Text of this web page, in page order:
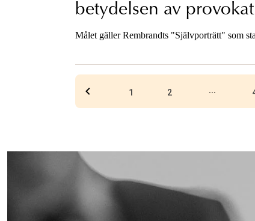
betydelsen av
förundersökningen
Målet gäller Rembrandts "Självporträtt" som
1 2 ...